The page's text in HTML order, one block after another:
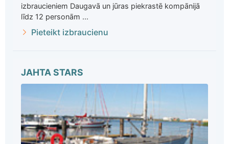
izbraucieniem Daugavā un jūras piekrastē kompānijā
līdz 12 personām ...
Pieteikt izbraucienu
JAHTA STARS